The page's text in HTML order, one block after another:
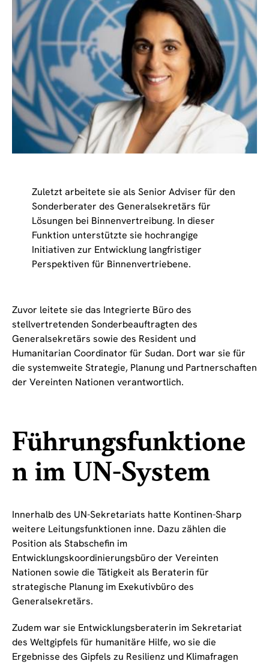
Zuletzt arbeitete sie als Senior Adviser für den
Sonderberater des Generalsekretärs für
Lösungen bei Binnenvertreibung. In dieser
Funktion unterstützte sie hochrangige
Initiativen zur Entwicklung langfristiger
Perspektiven für Binnenvertriebene.
Zuvor leitete sie das Integrierte Büro des
stellvertretenden Sonderbeauftragten des
Generalsekretärs sowie des Resident und
Humanitarian Coordinator für Sudan. Dort war sie für
die systemweite Strategie, Planung und Partnerschaften
der Vereinten Nationen verantwortlich.
Führungsfunktione
n im UN-System
Innerhalb des UN-Sekretariats hatte Kontinen-Sharp
weitere Leitungsfunktionen inne. Dazu zählen die
Position als Stabschefin im
Entwicklungskoordinierungsbüro der Vereinten
Nationen sowie die Tätigkeit als Beraterin für
strategische Planung im Exekutivbüro des
Generalsekretärs.
Zudem war sie Entwicklungsberaterin im Sekretariat
des Weltgipfels für humanitäre Hilfe, wo sie die
Ergebnisse des Gipfels zu Resilienz und Klimafragen